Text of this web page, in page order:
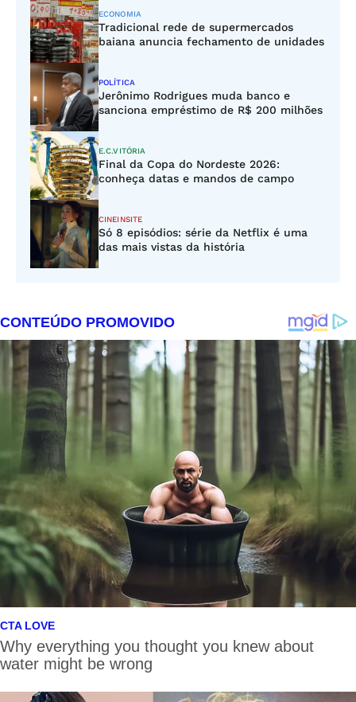
ECONOMIA
Tradicional rede de supermercados
baiana anuncia fechamento de unidades
POLÍTICA
Jerônimo Rodrigues muda banco e
sanciona empréstimo de R$ 200 milhões
E.C.VITÓRIA
Final da Copa do Nordeste 2026:
conheça datas e mandos de campo
CINEINSITE
Só 8 episódios: série da Netflix é uma
das mais vistas da história